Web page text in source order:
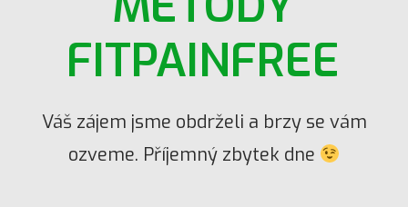
FITPAINFREE
Váš zájem jsme obdrželi a brzy se vám
ozveme. Příjemný zbytek dne